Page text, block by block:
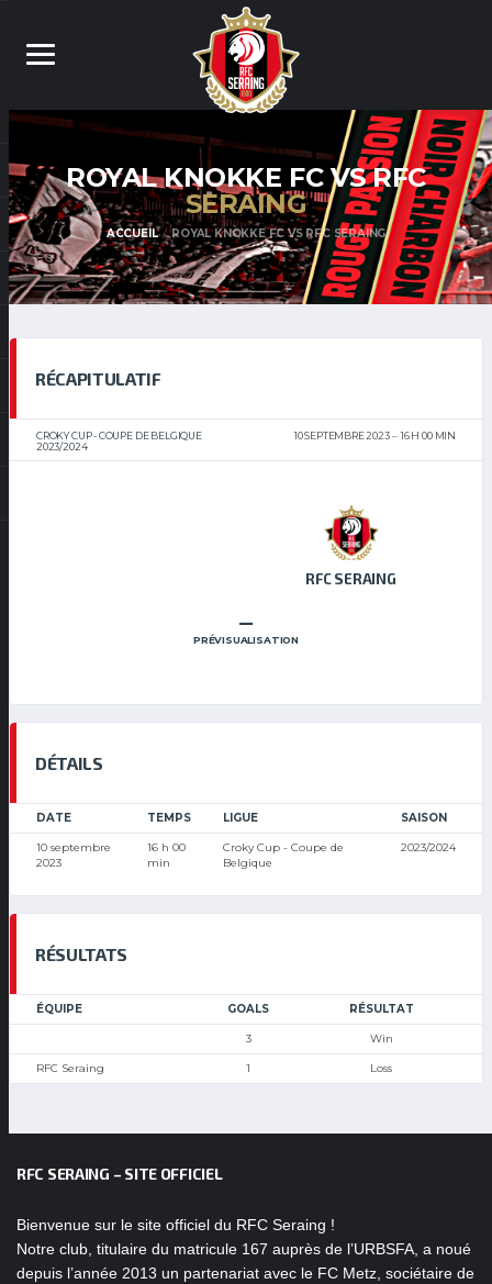
ROYAL KNOKKE FC VS RFC
SERAING
ACCUEIL ROYAL KNOKKE FC VS RFC SERAING
RÉCAPITULATIF
CROKY CUP - COUPE DE BELGIQUE
2023/2024
10 SEPTEMBRE 2023 16 H 00 MIN
RFC SERAING
–
PRÉVISUALISATION
DÉTAILS
DATE TEMPS LIGUE SAISON
10 septembre
2023
16 h 00
min
Croky Cup - Coupe de
Belgique
2023/2024
RÉSULTATS
ÉQUIPE GOALS RÉSULTAT
3 Win
RFC Seraing 1 Loss
RFC SERAING – SITE OFFICIEL
Bienvenue sur le site officiel du RFC Seraing !
Notre club, titulaire du matricule 167 auprès de l’URBSFA, a noué
depuis l’année 2013 un partenariat avec le FC Metz, sociétaire de